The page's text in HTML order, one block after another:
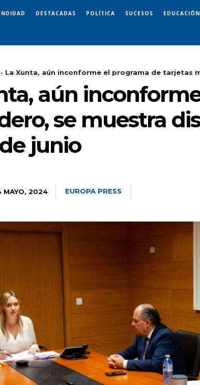
DESTACADAS POLÍTICA SUCESOS
La Xunta, aún inconforme el programa de tarjetas
aún
se muestra
junio
MAYO, 2024 EUROPA PRESS